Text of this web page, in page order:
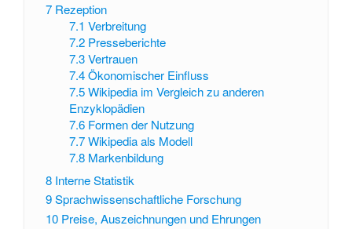
7 Rezeption
7.1 Verbreitung
7.2 Presseberichte
7.3 Vertrauen
7.4 Ökonomischer Einfluss
7.5 Wikipedia im Vergleich zu anderen
Enzyklopädien
7.6 Formen der Nutzung
7.7 Wikipedia als Modell
7.8 Markenbildung
8 Interne Statistik
9Sprachwissenschaftliche Forschung
10 Preise, Auszeichnungen und Ehrungen